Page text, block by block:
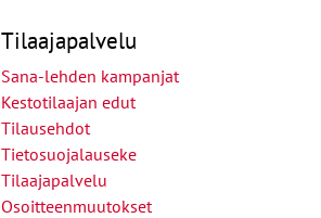
Tilaajapalvelu
Sana-lehden kampanjat
Kestotilaajan edut
Tilausehdot
Tietosuojalauseke
Tilaajapalvelu
Osoitteenmuutokset